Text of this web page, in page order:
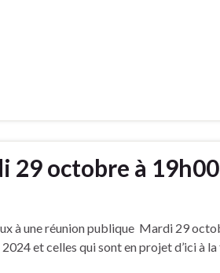
29 octobre à 19h00
à une réunion publique Mardi 29
et celles qui sont en projet d’ici à